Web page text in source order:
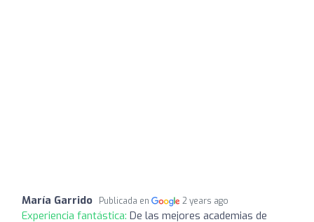
María Garrido Publicada en 2 years ago
Experiencia fantástica: De las mejores academias de